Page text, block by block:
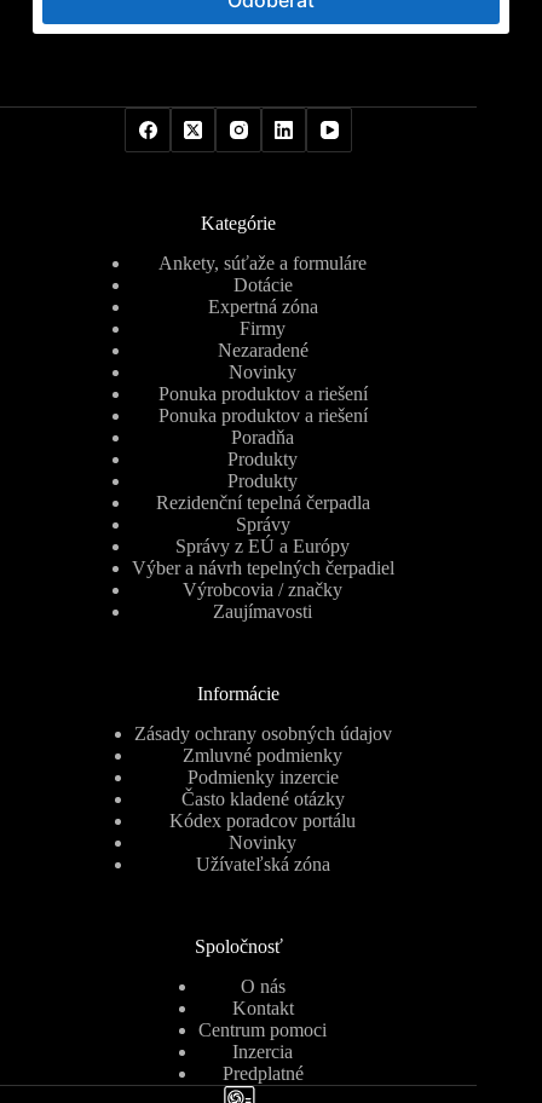
Kategórie
Ankety, súťaže a formuláre
Dotácie
Expertná zóna
Firmy
Nezaradené
Novinky
Ponuka produktov a riešení
Ponuka produktov a riešení
Poradňa
Produkty
Produkty
Rezidenční tepelná čerpadla
Správy
Správy z EÚ a Európy
Výber a návrh tepelných čerpadiel
Výrobcovia / značky
Zaujímavosti
Informácie
Zásady ochrany osobných údajov
Zmluvné podmienky
Podmienky inzercie
Často kladené otázky
Kódex poradcov portálu
Novinky
Užívateľská zóna
Spoločnosť
O nás
Kontakt
Centrum pomoci
Inzercia
Predplatné